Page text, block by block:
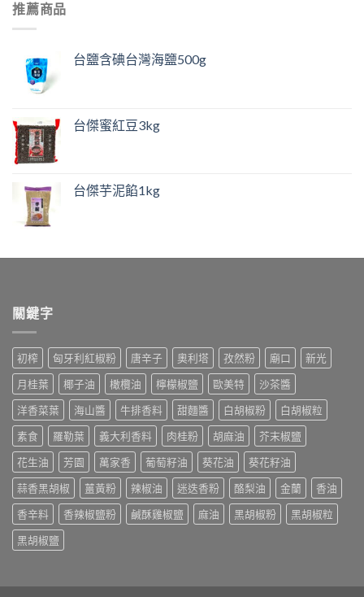
推薦商品
台鹽含碘台灣海鹽500g
台傑蜜紅豆3kg
台傑芋泥餡1kg
關鍵字
初榨 匈牙利紅椒粉 唐辛子 奧利塔 孜然粉 廟口
新光
月桂葉
椰子油 橄欖油 檸檬椒鹽 歐美特
沙茶醬
洋香菜葉
海山醬 牛排香料 甜麵醬 白胡椒粉
白胡椒粒
素食
羅勒葉 義大利香料 肉桂粉 胡麻油
芥末椒鹽
花生油
芳園 萬家香 葡萄籽油 葵花油
葵花籽油
蒜香黑胡椒
薑黃粉 辣椒油 迷迭香粉 酪梨油 金蘭
香油
香辛料
香辣椒鹽粉 鹹酥雞椒鹽 麻油 黑胡椒粉
黑胡椒粒
黑胡椒鹽